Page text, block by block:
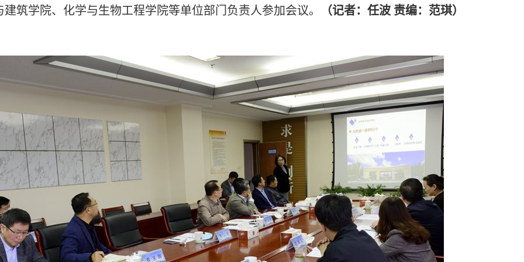
建筑学院、化学与生物工程学院等单位部门负责人参加会议。 （记者：任波 责编：范琪）